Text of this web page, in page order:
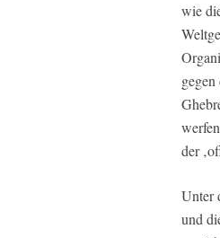
wie
der
Unter
und